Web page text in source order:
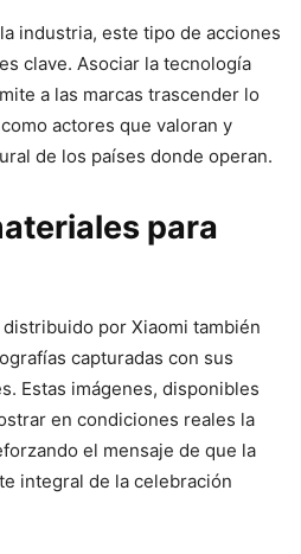
industria, este tipo de acciones
clave. Asociar la tecnología
a las marcas trascender lo
actores que valoran y
de los países donde operan.
para
por Xiaomi también
capturadas con sus
Estas imágenes, disponibles
en condiciones reales la
el mensaje de que la
integral de la celebración